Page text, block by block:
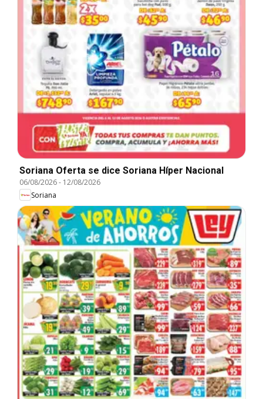
Soriana Oferta se dice Soriana Híper Nacional
06/08/2026- 12/08/2026
Soriana